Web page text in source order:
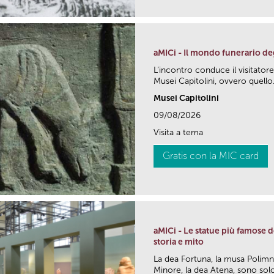
aMICi - Il mondo funerario
L’incontro conduce il
Musei Capitolini, ovvero
Musei Capitolini
09/08/2026
Visita a tema
Gratis con la MIC card
aMICi - Le statue più famose
storia e mito
La dea Fortuna, la musa
Minore, la dea Atena, sono